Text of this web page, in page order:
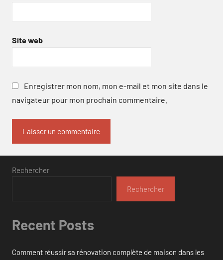
Site web
Enregistrer mon nom, mon e-mail et mon site dans le
navigateur pour mon prochain commentaire.
Rechercher
Rechercher
Recent Posts
Comment réussir sa rénovation complète de maison dans les